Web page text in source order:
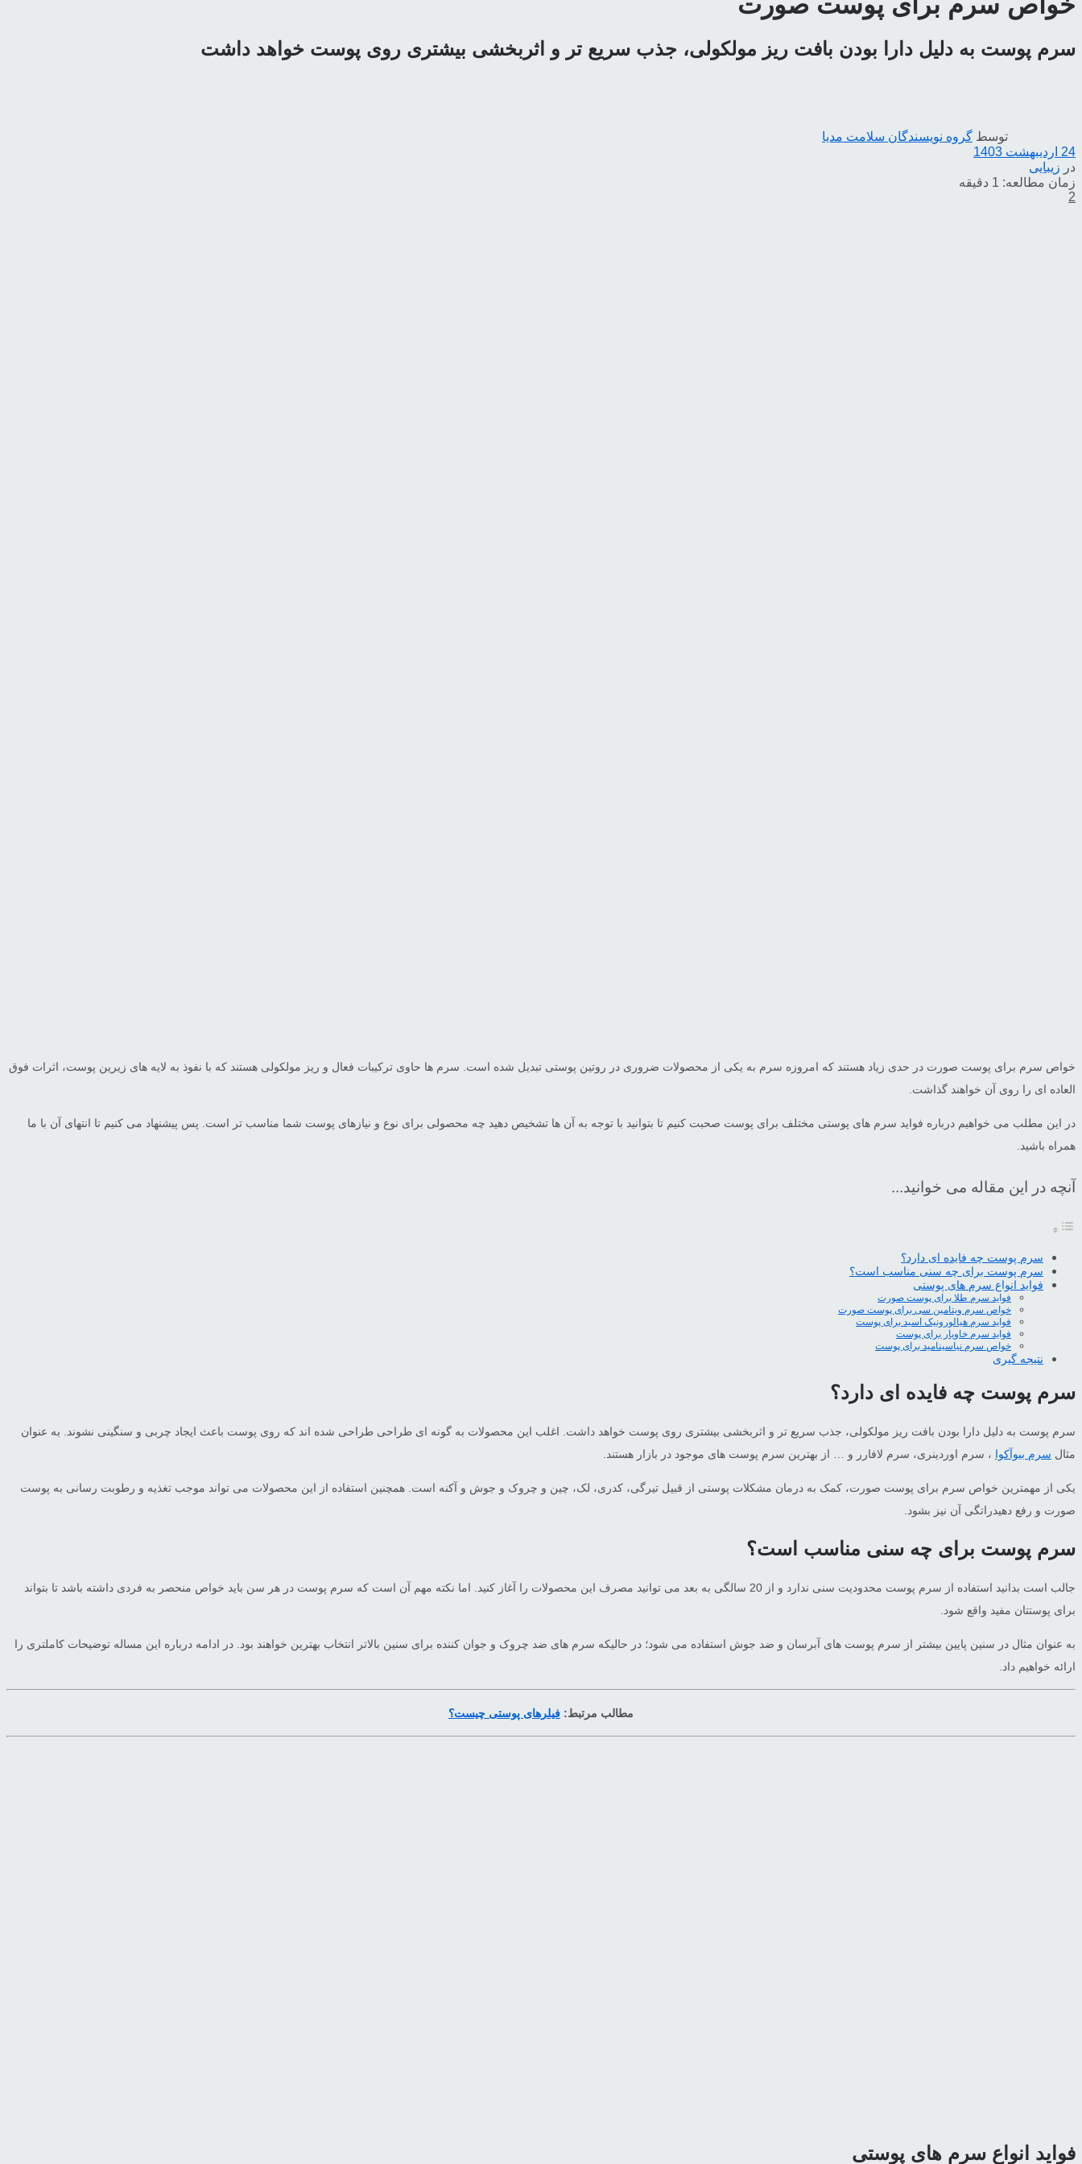
سرم پوست به دلیل دارا بودن بافت ریز مولکولی، جذب سریع تر و اثربخشی بیشتری روی پوست خواهد داشت
توسط گروه نویسندگان سلامت مدیا
24 اردیبهشت 1403
در زیبایی
زمان مطالعه: 1 دقیقه
2
خواص سرم برای پوست صورت در حدی زیاد هستند که امروزه سرم به یکی از محصولات ضروری در روتین پوستی تبدیل شده است. سرم ها حاوی ترکیبات فعال و ریز مولکولی هستند که با نفوذ به لایه های زیرین پوست، اثرات فوق
العاده ای را روی آن خواهند گذاشت.
در این مطلب می خواهیم درباره فواید سرم های پوستی مختلف برای پوست صحبت کنیم تا بتوانید با توجه به آن ها تشخیص دهید چه محصولی برای نوع و نیازهای پوست شما مناسب تر است. پس پیشنهاد می کنیم تا انتهای آن با ما
همراه باشید.
آنچه در این مقاله می خوانید...
سرم پوست چه فایده ای دارد؟
سرم پوست برای چه سنی مناسب است؟
فواید انواع سرم های پوستی
فواید سرم طلا برای پوست صورت
خواص سرم ویتامین سی برای پوست صورت
فواید سرم هیالورونیک اسید برای پوست
فواید سرم خاویار برای پوست
خواص سرم نیاسینامید برای پوست
نتیجه گیری
سرم پوست چه فایده ای دارد؟
سرم پوست به دلیل دارا بودن بافت ریز مولکولی، جذب سریع تر و اثربخشی بیشتری روی پوست خواهد داشت. اغلب این محصولات به گونه ای طراحی طراحی شده اند که روی پوست باعث ایجاد چربی و سنگینی نشوند. به عنوان
مثال سرم بیوآکوا ، سرم اوردینری، سرم لافارر و … از بهترین سرم پوست های موجود در بازار هستند.
یکی از مهمترین خواص سرم برای پوست صورت، کمک به درمان مشکلات پوستی از قبیل تیرگی، کدری، لک، چین و چروک و جوش و آکنه است. همچنین استفاده از این محصولات می تواند موجب تغذیه و رطوبت رسانی به پوست
صورت و رفع دهیدراتگی آن نیز بشود.
سرم پوست برای چه سنی مناسب است؟
جالب است بدانید استفاده از سرم پوست محدودیت سنی ندارد و از 20 سالگی به بعد می توانید مصرف این محصولات را آغاز کنید. اما نکته مهم آن است که سرم پوست در هر سن باید خواص منحصر به فردی داشته باشد تا بتواند
برای پوستتان مفید واقع شود.
به عنوان مثال در سنین پایین بیشتر از سرم پوست های آبرسان و ضد جوش استفاده می شود؛ در حالیکه سرم های ضد چروک و جوان کننده برای سنین بالاتر انتخاب بهترین خواهند بود. در ادامه درباره این مساله توضیحات کاملتری را
ارائه خواهیم داد.
مطالب مرتبط: فیلرهای پوستی چیست؟
فواید انواع سرم های پوستی